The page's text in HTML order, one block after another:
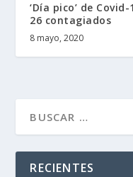
‘Día pico’ de
26 contagiados
8 mayo, 2020
RECIENTES